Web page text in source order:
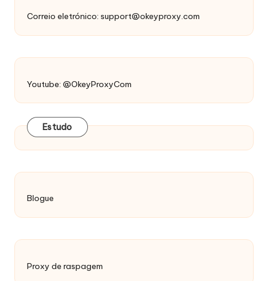
Correio eletrónico: support@okeyproxy.com
Youtube: @OkeyProxyCom
Estudo
Blogue
Proxy de raspagem